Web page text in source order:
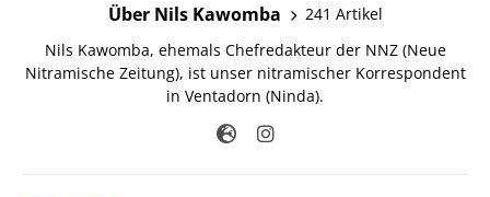
Über Nils Kawomba
241 Artikel
Nils Kawomba, ehemals Chefredakteur der NNZ (Neue
Nitramische Zeitung), ist unser nitramischer Korrespondent
in Ventadorn (Ninda).